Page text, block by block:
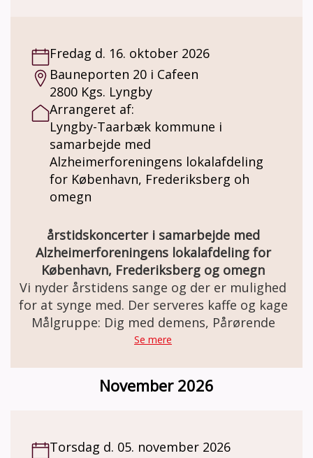
Fredag d. 16. oktober 2026
Bauneporten 20 i Cafeen
2800 Kgs. Lyngby
Arrangeret af:
Lyngby-Taarbæk kommune i
samarbejde med
Alzheimerforeningens lokalafdeling
for København, Frederiksberg oh
omegn
årstidskoncerter i samarbejde med
Alzheimerforeningens lokalafdeling for
København, Frederiksberg og omegn
Vi nyder årstidens sange og der er mulighed
for at synge med. Der serveres kaffe og kage
Målgruppe: Dig med demens, Pårørende
Se mere
November 2026
Torsdag d. 05. november 2026